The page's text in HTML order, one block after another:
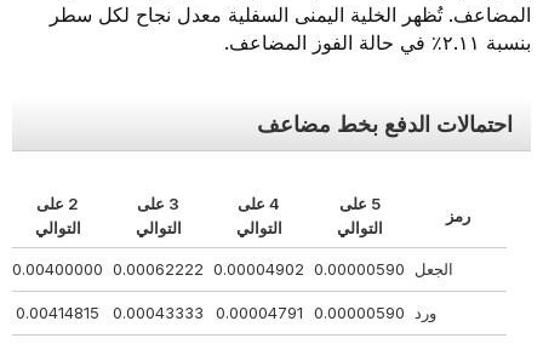
المضاعف. تُظهر الخلية اليمنى السفلية معدل نجاح لكل سطر
بنسبة ٢.١١٪ في حالة الفوز المضاعف.
احتمالات الدفع بخط مضاعف
رمز
5 على
التوالي
4 على
التوالي
3 على
التوالي
2 على
التوالي
الجعل 0.00000590
0.00004902
0.00062222
0.00400000
ورد 0.00000590
0.00004791
0.00043333
0.00414815